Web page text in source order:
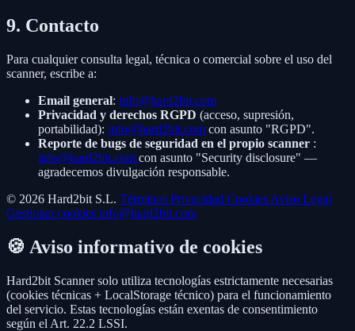
9. Contacto
Para cualquier consulta legal, técnica o comercial sobre el uso del
scanner, escribe a:
Email general: info@hard2bit.com
Privacidad y derechos RGPD (acceso, supresión,
portabilidad): info@hard2bit.com con asunto "RGPD".
Reporte de bugs de seguridad en el propio scanner :
info@hard2bit.com con asunto "Security disclosure" —
agradecemos divulgación responsable.
© 2026 Hard2bit S.L. Términos Privacidad Cookies Aviso Legal
Gestionar cookies info@hard2bit.com
🍪 Aviso informativo de cookies
Hard2bit Scanner solo utiliza tecnologías estrictamente necesarias
(cookies técnicas + LocalStorage técnico) para el funcionamiento
del servicio. Estas tecnologías están exentas de consentimiento
según el Art. 22.2 LSSI.